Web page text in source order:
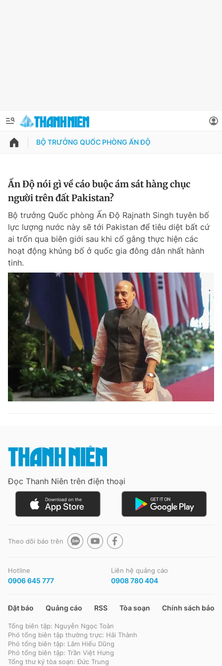
QUẢNG CÁO
Chuyên mục khác
Chào ngày mới Tin 24h
Tin thị trường Tin 360
Video Magazine
Sản phẩm khác
Tiện ích Bạn cần biết
Thông tin tòa soạn Liên hệ quảng cáo
Đọc Thanh Niên trên điện thoại
Theo dõi báo trên
Hotline
0906 645 777
Liên hệ quảng cáo
0908 780 404
Đặt báo Quảng cáo RSS Tòa soạn Chính sách bảo
Tổng biên tập: Nguyễn Ngọc Toàn
Phó tổng biên tập thường trực: Hải Thành
Phó tổng biên tập: Lâm Hiếu Dũng
Phó tổng biên tập: Trần Việt Hưng
Tổng thư ký tòa soạn: Đức Trung
Thông tin tài khoản
Đổi mật khẩu
Tin đã lưu
Tin đã xem
Đăng xuất
BỘ TRƯỞNG QUỐC PHÒNG ẤN ĐỘ
Ấn Độ nói gì về cáo buộc ám sát hàng chục
người trên đất Pakistan?
Bộ trưởng Quốc phòng Ấn Độ Rajnath Singh tuyên bố
lực lượng nước này sẽ tới Pakistan để tiêu diệt bất cứ
ai trốn qua biên giới sau khi cố gắng thực hiện các
hoạt động khủng bố ở quốc gia đông dân nhất hành
tinh.
Đọc Thanh Niên trên điện thoại
Theo dõi báo trên
Hotline
0906 645 777
Liên hệ quảng cáo
0908 780 404
Đặt báo Quảng cáo RSS Tòa soạn Chính sách bảo
Tổng biên tập: Nguyễn Ngọc Toàn
Phó tổng biên tập thường trực: Hải Thành
Phó tổng biên tập: Lâm Hiếu Dũng
Phó tổng biên tập: Trần Việt Hưng
Tổng thư ký tòa soạn: Đức Trung